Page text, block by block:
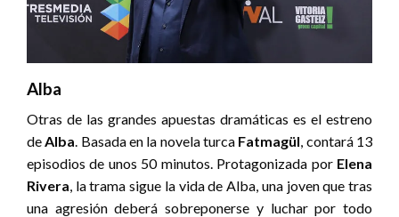
Alba
Otras de las grandes apuestas dramáticas es el estreno
de Alba . Basada en la novela turca Fatmagül , contará 13
episodios de unos 50 minutos. Protagonizada por Elena
Rivera , la trama sigue la vida de Alba, una joven que tras
una agresión deberá sobreponerse y luchar por todo